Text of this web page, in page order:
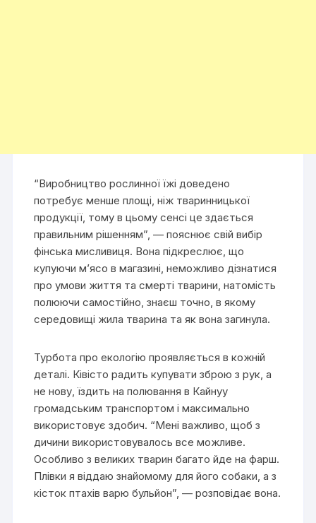
“Виробництво рослинної їжі доведено
потребує менше площі, ніж тваринницької
продукції, тому в цьому сенсі це здається
правильним рішенням”, — пояснює свій вибір
фінська мисливиця. Вона підкреслює, що
купуючи м’ясо в магазині, неможливо дізнатися
про умови життя та смерті тварини, натомість
полюючи самостійно, знаєш точно, в якому
середовищі жила тварина та як вона загинула.
Турбота про екологію проявляється в кожній
деталі. Ківісто радить купувати зброю з рук, а
не нову, їздить на полювання в Кайнуу
громадським транспортом і максимально
використовує здобич. “Мені важливо, щоб з
дичини використовувалось все можливе.
Особливо з великих тварин багато йде на фарш.
Плівки я віддаю знайомому для його собаки, а з
кісток птахів варю бульйон”, — розповідає вона.